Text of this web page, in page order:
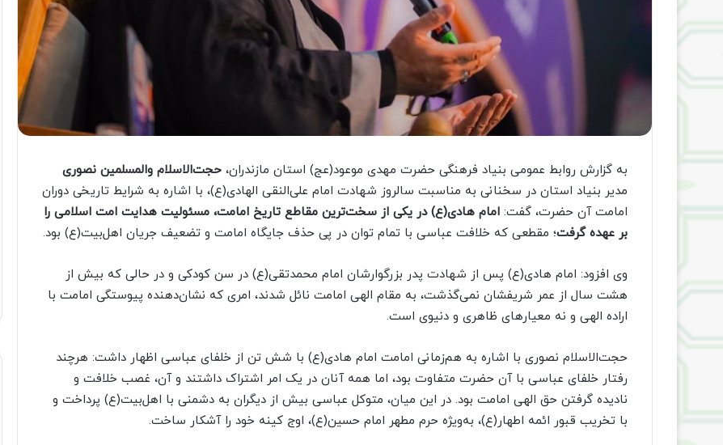
به گزارش روابط عمومی بنیاد فرهنگی حضرت مهدی موعود(عج) استان مازندران، حجت‌الاسلام والمسلمین نصوری
مدیر بنیاد استان در سخنانی به مناسبت سالروز شهادت امام علی‌النقی الهادی(ع)، با اشاره به شرایط تاریخی دوران
امامت آن حضرت، گفت: امام هادی(ع) در یکی از سخت‌ترین مقاطع تاریخ امامت، مسئولیت هدایت امت اسلامی را
بر عهده گرفت؛ مقطعی که خلافت عباسی با تمام توان در پی حذف جایگاه امامت و تضعیف جریان اهل‌بیت(ع) بود.
وی افزود: امام هادی(ع) پس از شهادت پدر بزرگوارشان امام محمدتقی(ع) در سن کودکی و در حالی که بیش از
هشت سال از عمر شریفشان نمی‌گذشت، به مقام الهی امامت نائل شدند، امری که نشان‌دهنده پیوستگی امامت با
اراده الهی و نه معیارهای ظاهری و دنیوی است.
حجت‌الاسلام نصوری با اشاره به هم‌زمانی امامت امام هادی(ع) با شش تن از خلفای عباسی اظهار داشت: هرچند
رفتار خلفای عباسی با آن حضرت متفاوت بود، اما همه آنان در یک امر اشتراک داشتند و آن، غصب خلافت و
نادیده گرفتن حق الهی امامت بود. در این میان، متوکل عباسی بیش از دیگران به دشمنی با اهل‌بیت(ع) پرداخت و
با تخریب قبور ائمه اطهار(ع)، به‌ویژه حرم مطهر امام حسین(ع)، اوج کینه خود را آشکار ساخت.